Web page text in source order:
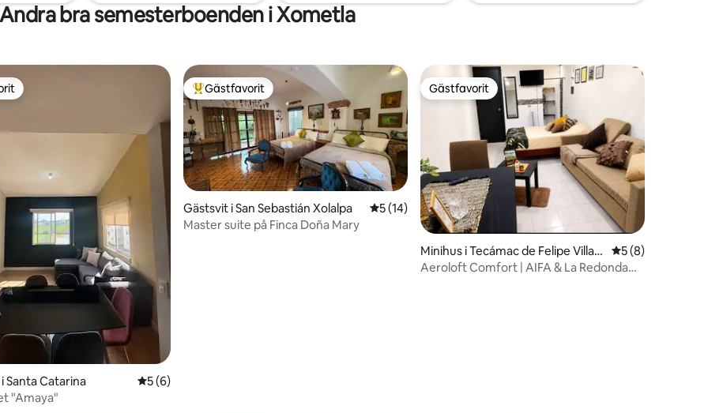
Andra bra semesterboenden i Xometla
betyg, 10 omdömen
Santa Catarina 5 av 5 i genomsnittligt betyg, 6 omdömen
5 (6)
"Amaya"
Populär gästfavorit
Gästfavorit
Gästsvit i San Sebastián Xolalpa 5 av 5 i genomsnittligt betyg, 14 omdömen
5 (14)
Master suite på Finca Doña Mary
Gästfavorit
Gästfavorit
Minihus i Tecámac de Felipe Villan
ueva
5 av 5 i
5 (8)
Aeroloft Comfort | AIFA & La Redonda